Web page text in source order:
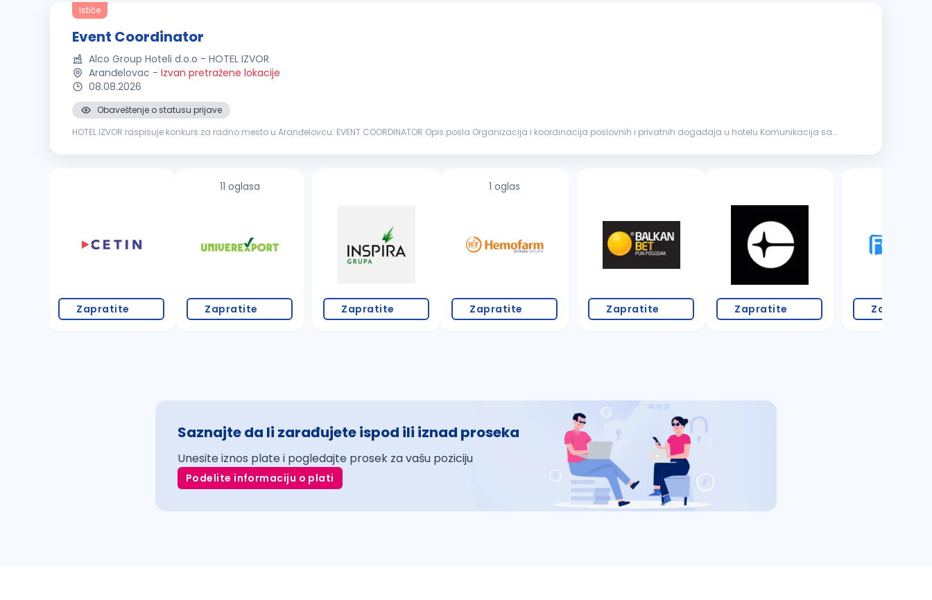
Ističe
Event Coordinator
Alco Group Hoteli d.o.o - HOTEL IZVOR
Aranđelovac - Izvan pretražene lokacije
08.08.2026
Obaveštenje o statusu prijave
HOTEL IZVOR raspisuje konkurs za radno mesto u Aranđelovcu: EVENT COORDINATOR Opis posla Organizacija i koordinacija poslovnih i privatnih događaja u hotelu Komunikacija sa
Zapratite
11 oglasa
Zapratite Zapratite
1 oglas
Zapratite Zapratite Zapratite Zapratite
Saznajte da li zarađujete ispod ili iznad proseka
Unesite iznos plate i pogledajte prosek za vašu poziciju
Podelite informaciju o plati